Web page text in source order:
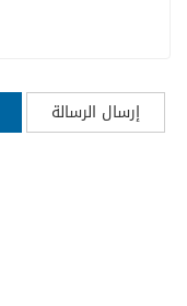
إرسال الرسالة